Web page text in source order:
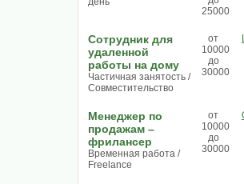
25000
Сотрудник для
удаленной
работы на дому
Частичная занятость /
Совместительство
от
10000
до
30000
Менеджер по
продажам –
фрилансер
Временная работа /
Freelance
от
10000
до
30000